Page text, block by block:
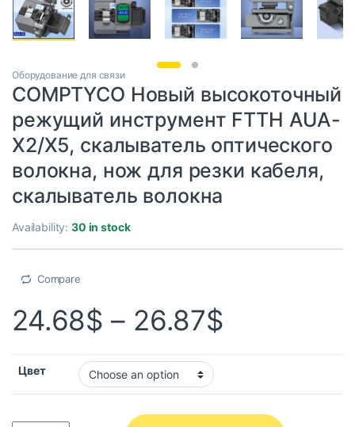
Оборудование для связи
COMPTYCO Новый высокоточный
режущий инструмент FTTH AUA-
X2/X5, скалыватель оптического
волокна, нож для резки кабеля,
скалыватель волокна
Availability:30 in stock
Compare
24.68$ – 26.87$
Цвет